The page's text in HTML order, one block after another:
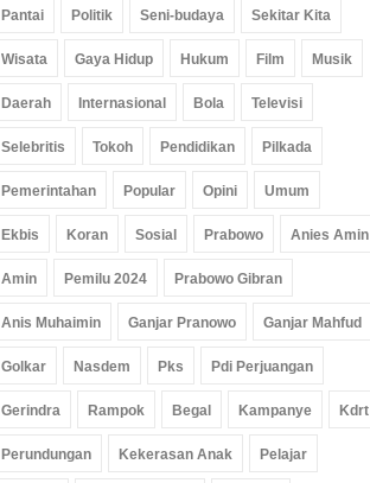
Pantai Politik Seni-budaya Sekitar Kita
Wisata Gaya Hidup Hukum Film Musik
Daerah Internasional Bola Televisi
Selebritis Tokoh Pendidikan Pilkada
Pemerintahan Popular Opini Umum
Ekbis Koran Sosial Prabowo Anies Amin
Amin Pemilu 2024 Prabowo Gibran
Anis Muhaimin Ganjar Pranowo Ganjar Mahfud
Golkar Nasdem Pks Pdi Perjuangan
Gerindra Rampok Begal Kampanye Kdrt
Perundungan Kekerasan Anak Pelajar